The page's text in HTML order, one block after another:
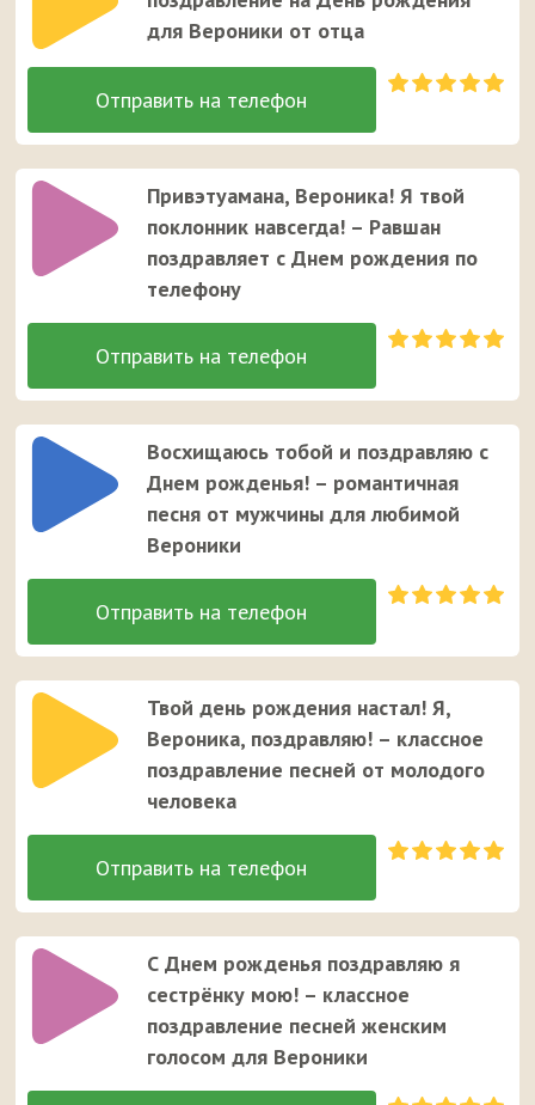
для Вероники от отца
Привэтуамана, Вероника! Я твой
поклонник навсегда! – Равшан
поздравляет с Днем рождения по
телефону
Восхищаюсь тобой и поздравляю с
Днем рожденья! – романтичная
песня от мужчины для любимой
Вероники
Твой день рождения настал! Я,
Вероника, поздравляю! – классное
поздравление песней от молодого
человека
С Днем рожденья поздравляю я
сестрёнку мою! – классное
поздравление песней женским
голосом для Вероники